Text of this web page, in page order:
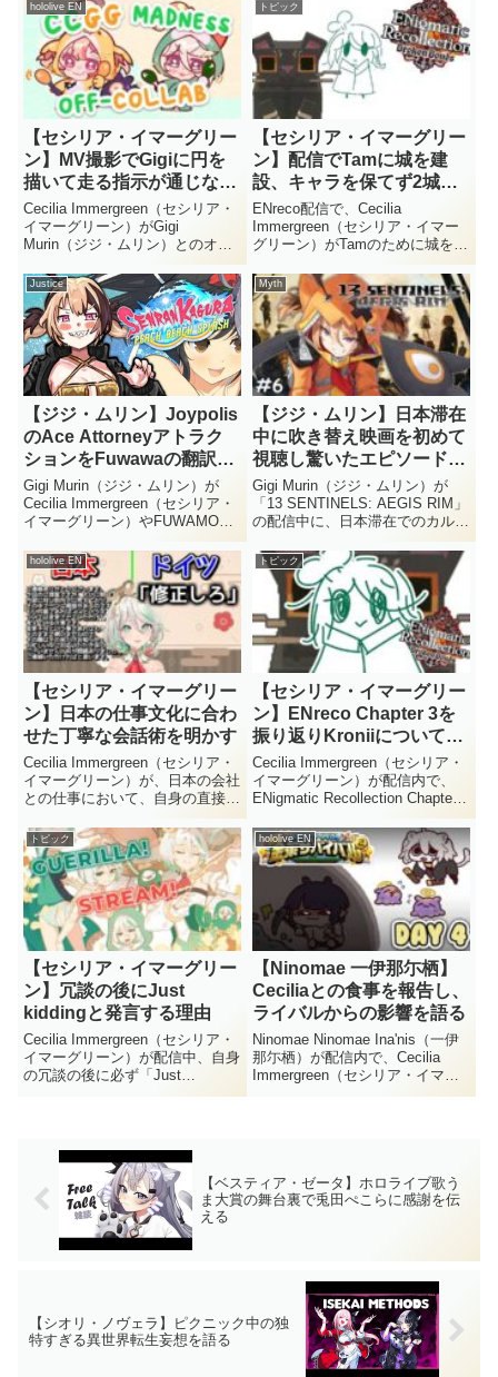
hololive EN
【セシリア・イマーグリー
ン】MV撮影でGigiに円を
描いて走る指示が通じなか
った裏話を語る
Cecilia Immergreen（セシリア・
イマーグリーン）がGigi
Murin（ジジ・ムリン）とのオフ
MADNESS」のMV撮影時の裏話
を明かしました。ブルースクリー
ンスタジオでの撮影中、「円を描
いて走る...
トピック
【セシリア・イマーグリー
ン】配信でTamに城を建
設、キャラを保てず2城を
約束
ENreco配信で、Cecilia
Immergreen（セシリア・イマー
グリーン）がTamのために城を建
てた場面が話題になっています。
キャラクターを保てず崩れてしま
う一幕や、2つ目の城まで引き受
ける展開が注目を集めました。
Cecilia ...
Justice
【ジジ・ムリン】Joypolis
のAce Attorneyアトラク
ションをFuwawaの翻訳で
攻略したと語る
Gigi Murin（ジジ・ムリン）が
Cecilia Immergreen（セシリア・
イマーグリーン）やFUWAMOCO
と訪れたJoypolisで、かねてから
気になっていたAce Attorneyのア
トラクションに挑戦したと語りま
した。日本...
Myth
【ジジ・ムリン】日本滞在
中に吹き替え映画を初めて
視聴し驚いたエピソードを
語る
Gigi Murin（ジジ・ムリン）が
「13 SENTINELS: AEGIS RIM」
の配信中に、日本滞在でのカルチ
ャーショックについて語りまし
た。日本のテレビで英語映画の日
本語吹き替えが放送されており、
リップシンクの精巧さに驚いたと
いう...
hololive EN
【セシリア・イマーグリー
ン】日本の仕事文化に合わ
せた丁寧な会話術を明かす
Cecilia Immergreen（セシリア・
イマーグリーン）が、日本の会社
との仕事において、自身の直接的
な表現を避けるための工夫につい
て語りました。ドイツ出身の彼女
が、相手への配慮を示す「装飾的
な言葉」を用いることで円滑な関
係を築いてい...
トピック
【セシリア・イマーグリー
ン】ENreco Chapter 3を
振り返りKroniiについて語
る
Cecilia Immergreen（セシリア・
イマーグリーン）が配信内で、
ENigmatic Recollection Chapter 3
の振り返りを行いました。特にお
気に入りだったシーンや、Ouro
Kronii（オーロ・クロニー）と
の...
トピック
【セシリア・イマーグリー
ン】冗談の後にJust
kiddingと発言する理由
Cecilia Immergreen（セシリア・
イマーグリーン）が配信中、自身
の冗談の後に必ず「Just
kidding」と付け加える理由につ
が明かされています。Cecilia I...
hololive EN
【Ninomae 一伊那尓栖】
Ceciliaとの食事を報告し、
ライバルからの影響を語る
Ninomae Ninomae Ina'nis（一伊
那尓栖）が配信内で、Cecilia
Immergreen（セシリア・イマー
グリーン）とオフラインで食事に
【ベスティア・ゼータ】ホロライブ歌う
ま大賞の舞台裏で兎田ぺこらに感謝を伝
える
【シオリ・ノヴェラ】ピクニック中の独
特すぎる異世界転生妄想を語る